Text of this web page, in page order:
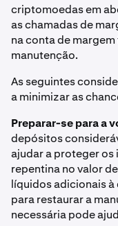
criptomoedas em
as chamadas de
na conta de
manutenção.
As seguintes
a minimizar as
Preparar-se para a
depósitos
ajudar a proteger os
repentina no valor
líquidos adicionais
para restaurar a
necessária pode